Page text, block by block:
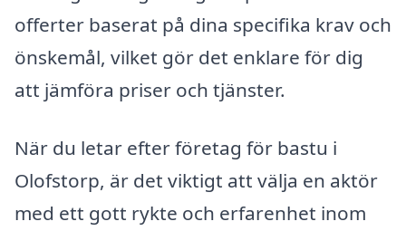
offerter baserat på dina specifika krav och
önskemål, vilket gör det enklare för dig
att jämföra priser och tjänster.
När du letar efter företag för bastu i
Olofstorp, är det viktigt att välja en aktör
med ett gott rykte och erfarenhet inom